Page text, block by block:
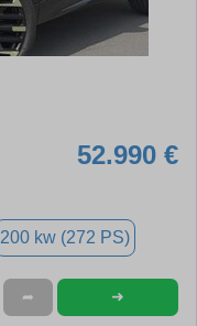
52.990 €
200 kw (272 PS)
➦ ➜